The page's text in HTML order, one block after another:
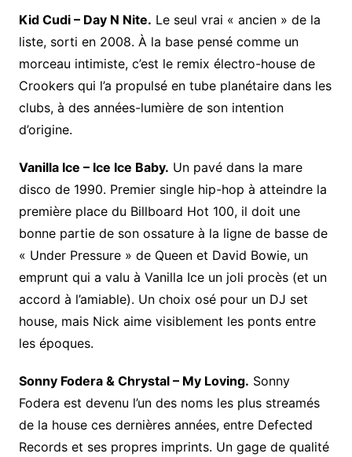
Kid Cudi – Day N Nite. Le seul vrai « ancien » de la
liste, sorti en 2008. À la base pensé comme un
morceau intimiste, c’est le remix électro-house de
Crookers qui l’a propulsé en tube planétaire dans les
clubs, à des années-lumière de son intention
d’origine.
Vanilla Ice – Ice Ice Baby. Un pavé dans la mare
disco de 1990. Premier single hip-hop à atteindre la
première place du Billboard Hot 100, il doit une
bonne partie de son ossature à la ligne de basse de
« Under Pressure » de Queen et David Bowie, un
emprunt qui a valu à Vanilla Ice un joli procès (et un
accord à l’amiable). Un choix osé pour un DJ set
house, mais Nick aime visiblement les ponts entre
les époques.
Sonny Fodera & Chrystal – My Loving. Sonny
Fodera est devenu l’un des noms les plus streamés
de la house ces dernières années, entre Defected
Records et ses propres imprints. Un gage de qualité